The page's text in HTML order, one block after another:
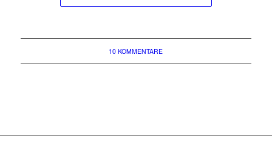
10 KOMMENTARE